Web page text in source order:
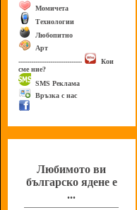
Момичета
Технологии
Любопитно
Арт
------------------------------
Кои
сме ние?
SMS Реклама
Връзка с нас
Любимото ви
българско ядене е
...